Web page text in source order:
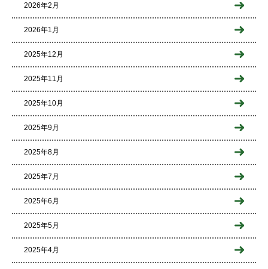
2026年2月
2026年1月
2025年12月
2025年11月
2025年10月
2025年9月
2025年8月
2025年7月
2025年6月
2025年5月
2025年4月